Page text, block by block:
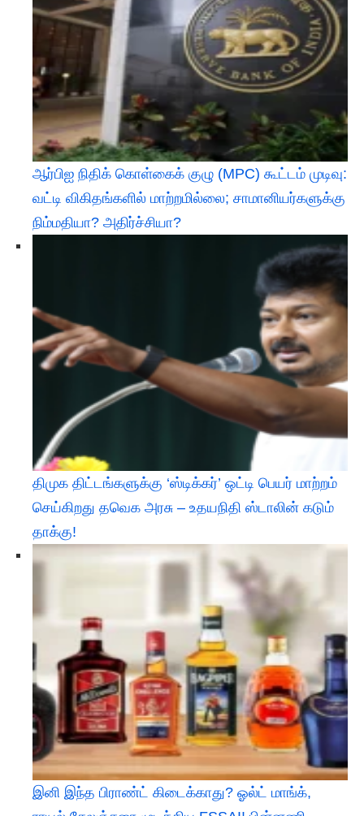
ஆர்பிஐ நிதிக் கொள்கைக் குழு (MPC) கூட்டம் முடிவு:
வட்டி விகிதங்களில் மாற்றமில்லை; சாமானியர்களுக்கு
நிம்மதியா? அதிர்ச்சியா?
திமுக திட்டங்களுக்கு ‘ஸ்டிக்கர்’ ஒட்டி பெயர் மாற்றம்
செய்கிறது தவெக அரசு – உதயநிதி ஸ்டாலின் கடும்
தாக்கு!
இனி இந்த பிராண்ட் கிடைக்காது? ஓல்ட் மாங்க்,